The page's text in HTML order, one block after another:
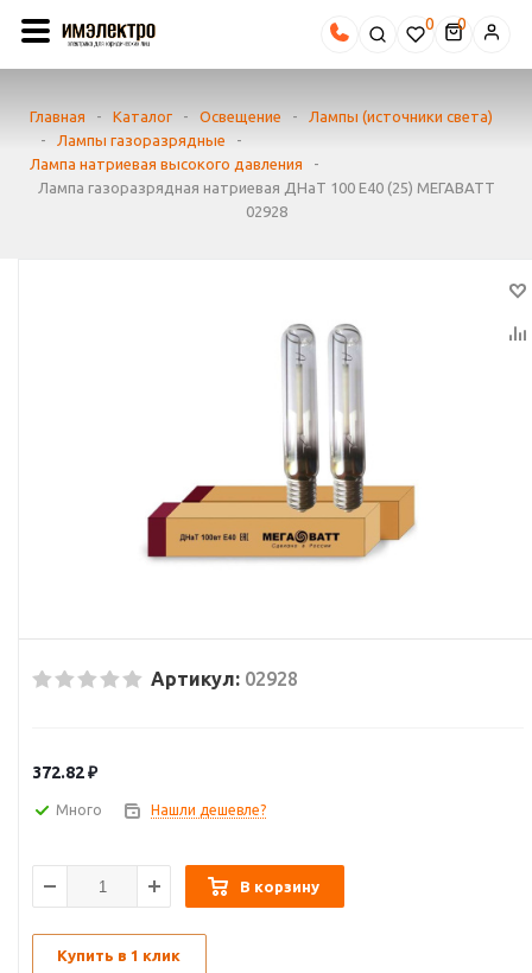
0
Главная - Каталог - Освещение -
Лампы (источники света)
-
Лампы газоразрядные
-
Лампа натриевая высокого давления
-
Лампа газоразрядная натриевая ДНаТ 100 E40 (25) МЕГАВАТТ
02928
Артикул: 02928
372.82₽
Много Нашли дешевле?
В корзину
Купить в 1 клик